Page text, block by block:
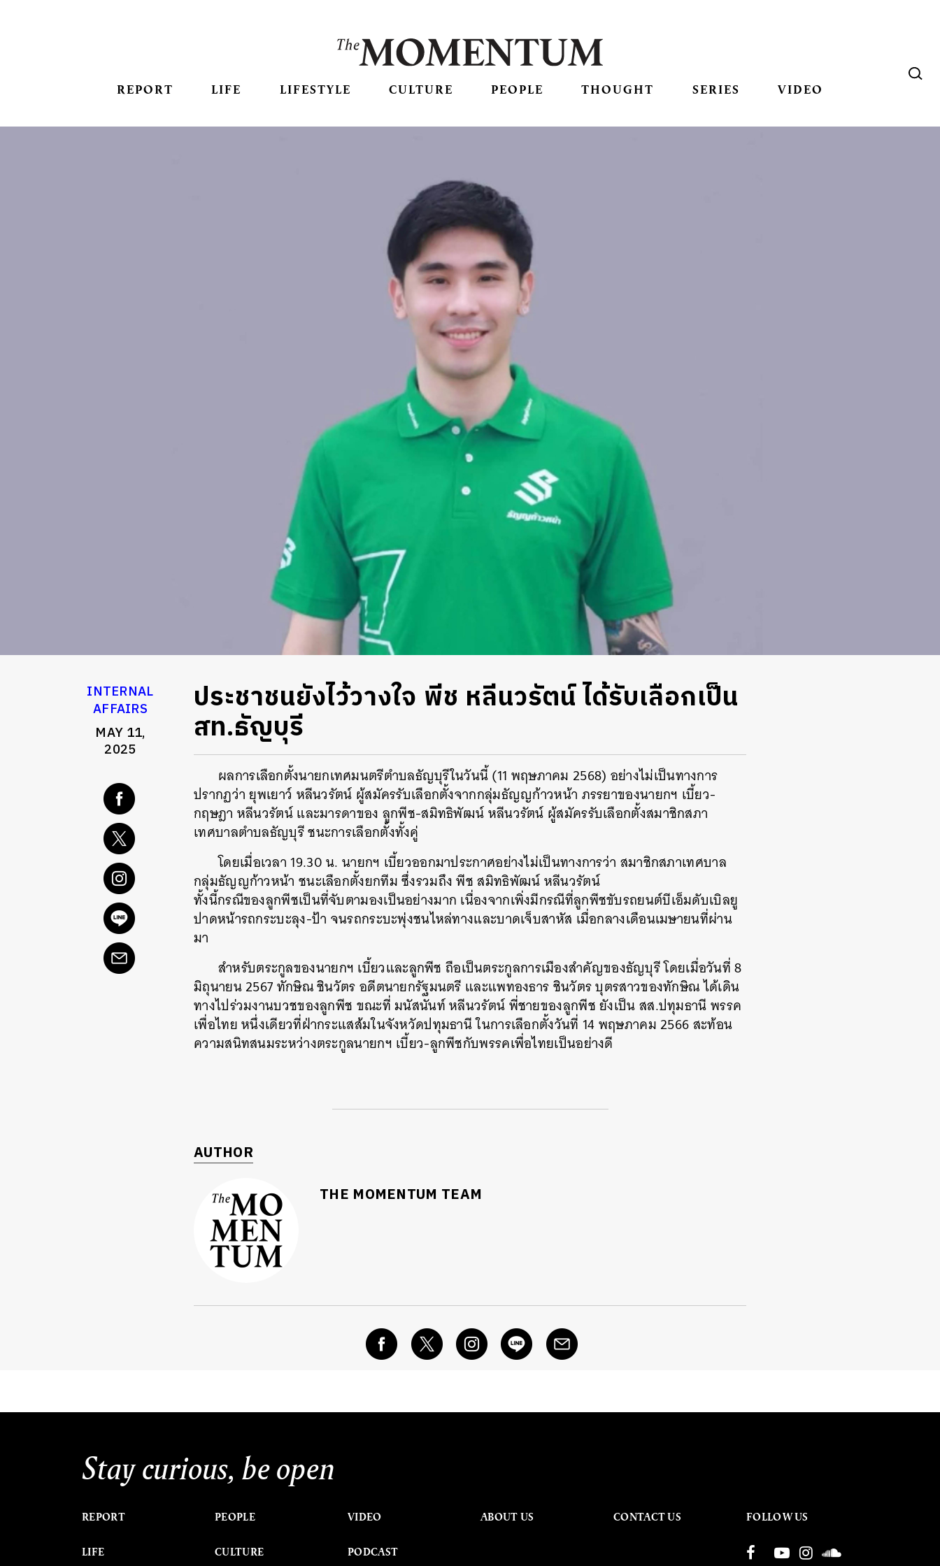
REPORT LIFE LIFESTYLE CULTURE PEOPLE THOUGHT SERIES VIDEO
INTERNAL
AFFAIRS
MAY 11,
2025
ประชาชนยังไว้วางใจ พีช หลีนวรัตน์ ได้รับเลือกเป็น
สท.ธัญบุรี
ผลการเลือกตั้งนายกเทศมนตรีตำบลธัญบุรีในวันนี้ (11 พฤษภาคม 2568) อย่างไม่เป็นทางการ
ปรากฏว่า ยุพเยาว์ หลีนวรัตน์ ผู้สมัครรับเลือกตั้งจากกลุ่มธัญญก้าวหน้า ภรรยาของนายกฯ เบี้ยว-
กฤษฎา หลีนวรัตน์ และมารดาของ ลูกพีช-สมิทธิพัฒน์ หลีนวรัตน์ ผู้สมัครรับเลือกตั้งสมาชิกสภา
เทศบาลตำบลธัญบุรี ชนะการเลือกตั้งทั้งคู่
โดยเมื่อเวลา 19.30 น. นายกฯ เบี้ยวออกมาประกาศอย่างไม่เป็นทางการว่า สมาชิกสภาเทศบาล
กลุ่มธัญญก้าวหน้า ชนะเลือกตั้งยกทีม ซึ่งรวมถึง พีช สมิทธิพัฒน์ หลีนวรัตน์
ทั้งนี้กรณีของลูกพีชเป็นที่จับตามองเป็นอย่างมาก เนื่องจากเพิ่งมีกรณีที่ลูกพีชขับรถยนต์บีเอ็มดับเบิลยู
ปาดหน้ารถกระบะลุง-ป้า จนรถกระบะพุ่งชนไหล่ทางและบาดเจ็บสาหัส เมื่อกลางเดือนเมษายนที่ผ่าน
มา
สำหรับตระกูลของนายกฯ เบี้ยวและลูกพีช ถือเป็นตระกูลการเมืองสำคัญของธัญบุรี โดยเมื่อวันที่ 8
มิถุนายน 2567 ทักษิณ ชินวัตร อดีตนายกรัฐมนตรี และแพทองธาร ชินวัตร บุตรสาวของทักษิณ ได้เดิน
ทางไปร่วมงานบวชของลูกพีช ขณะที่ มนัสนันท์ หลีนวรัตน์ พี่ชายของลูกพีช ยังเป็น สส.ปทุมธานี พรรค
เพื่อไทย หนึ่งเดียวที่ฝ่ากระแสส้มในจังหวัดปทุมธานี ในการเลือกตั้งวันที่ 14 พฤษภาคม 2566 สะท้อน
ความสนิทสนมระหว่างตระกูลนายกฯ เบี้ยว-ลูกพีชกับพรรคเพื่อไทยเป็นอย่างดี
AUTHOR
THE MOMENTUM TEAM
Stay curious, be open
REPORT
LIFE
PEOPLE
CULTURE
VIDEO
PODCAST
ABOUT US CONTACT US FOLLOW US
ค้นหา
SHARE TWEET LINE EMAIL